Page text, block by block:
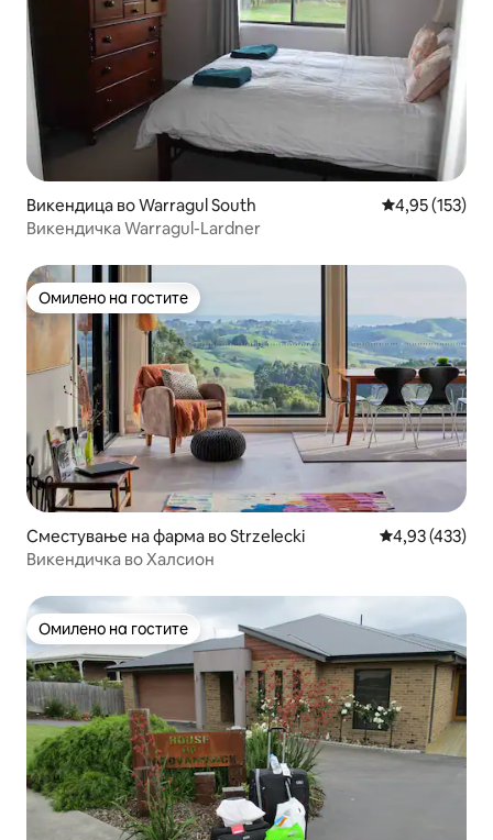
Викендица во Warragul South Просечна
4,95 (153)
Викендичка Warragul-Lardner
Омилено на гостите
Омилено на гостите
Сместување на фарма во Strzelecki Просечна
4,93 (433)
Викендичка во Халсион
Омилено на гостите
Омилено на гостите